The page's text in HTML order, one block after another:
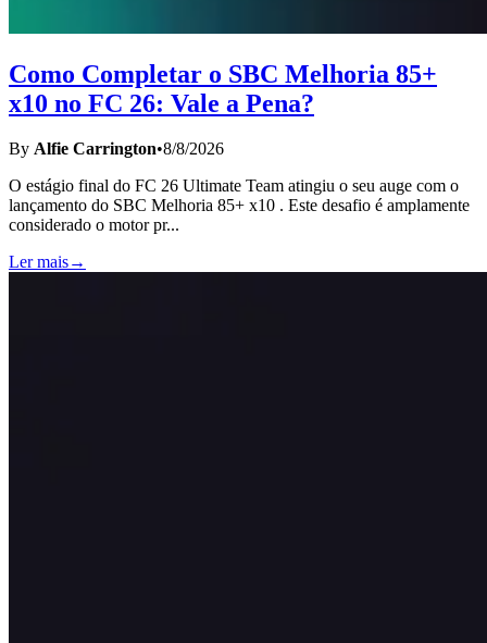
Como Completar o SBC Melhoria 85+
x10 no FC 26: Vale a Pena?
By Alfie Carrington•8/8/2026
O estágio final do FC 26 Ultimate Team atingiu o seu auge com o
lançamento do SBC Melhoria 85+ x10 . Este desafio é amplamente
considerado o motor pr...
Ler mais→